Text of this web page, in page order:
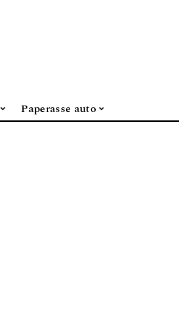
Paperasse auto